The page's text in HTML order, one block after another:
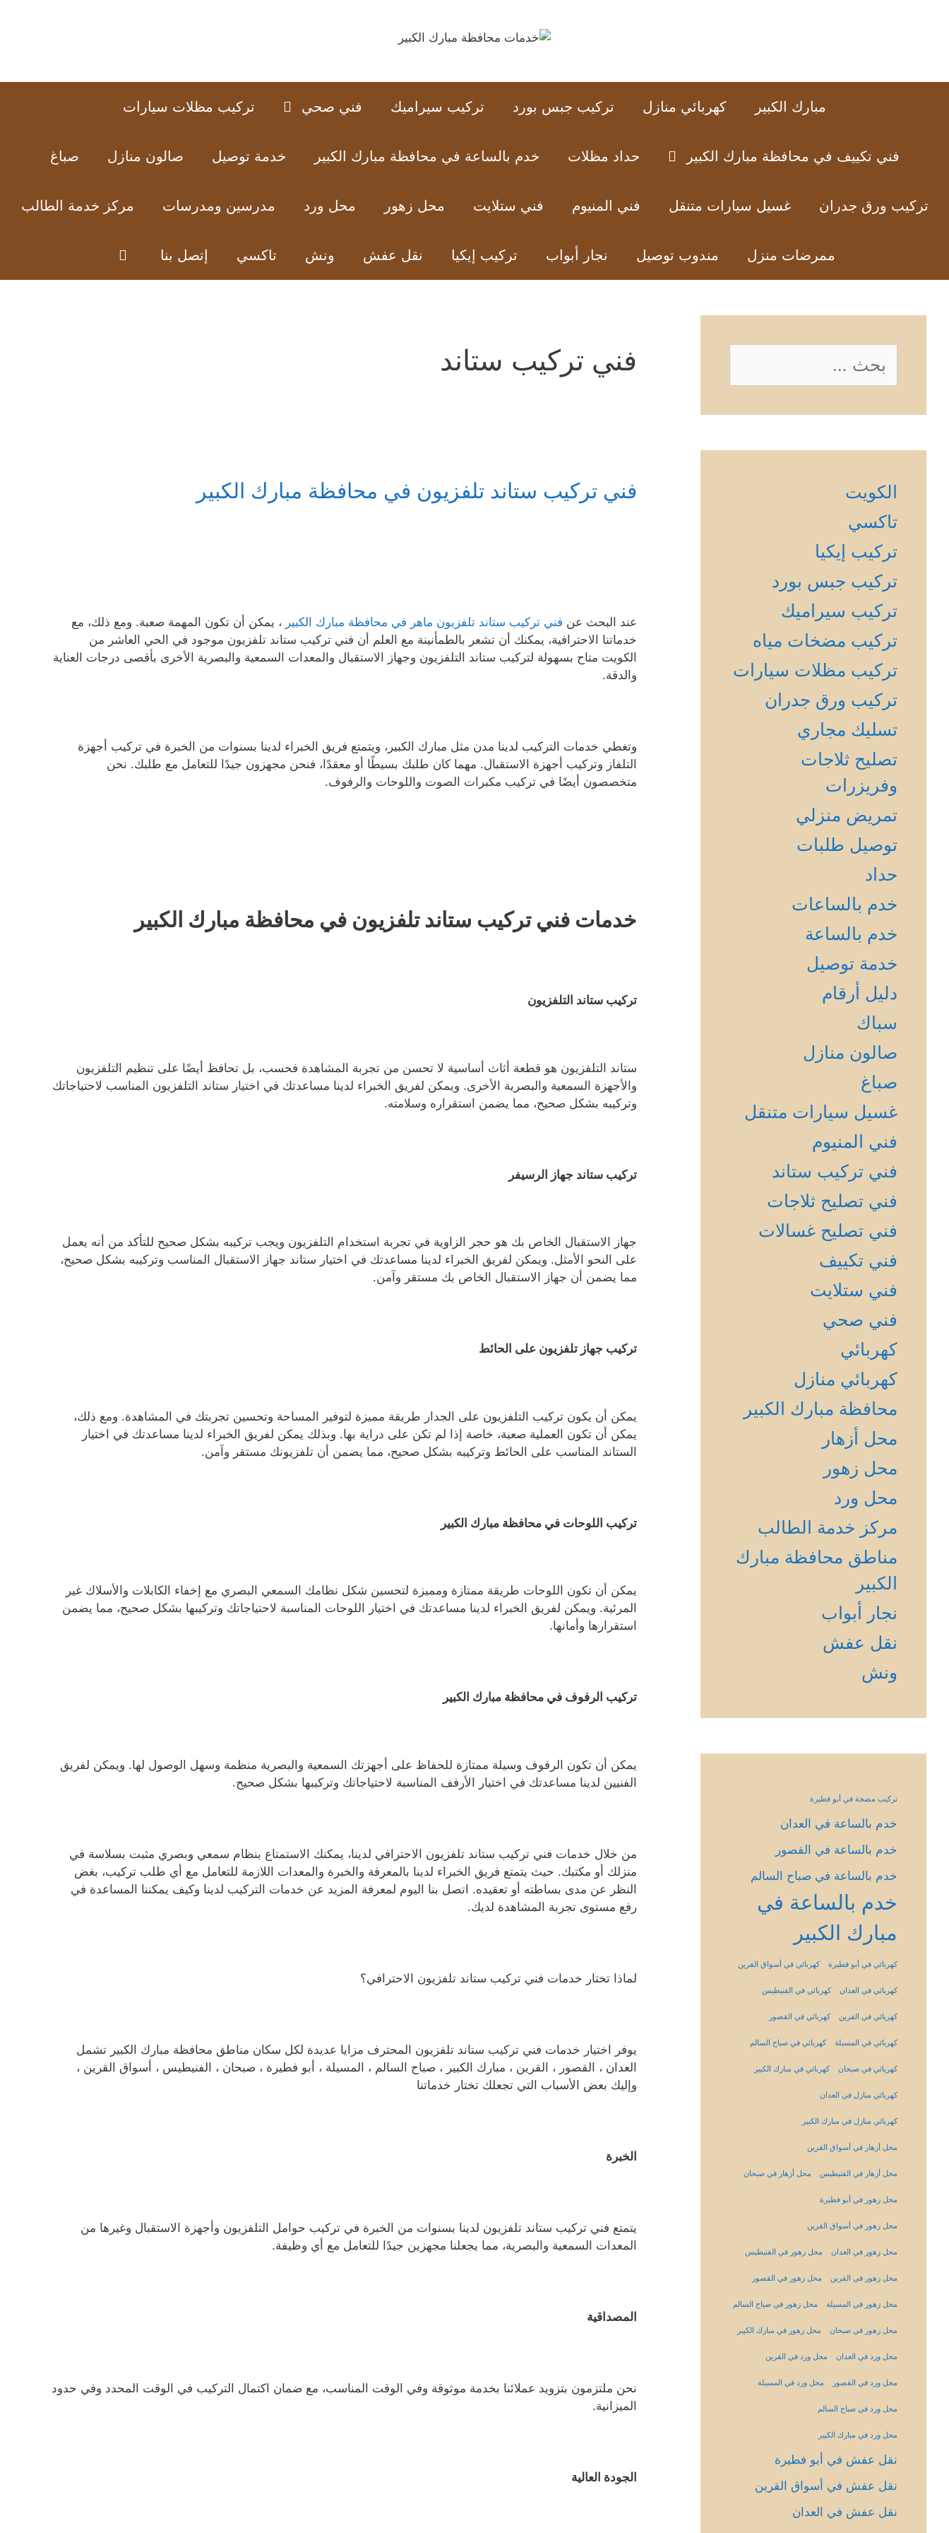
مبارك الكبير كهربائي منازل تركيب جبس بورد تركيب سيراميك فني صحي تركيب مظلات سيارات
فني تكييف في محافظة مبارك الكبير حداد مظلات خدم بالساعة في محافظة مبارك الكبير خدمة توصيل صالون منازل صباغ
تركيب ورق جدران غسيل سيارات متنقل فني المنيوم فني ستلايت محل زهور محل ورد مدرسين ومدرسات مركز خدمة الطالب
ممرضات منزل مندوب توصيل نجار أبواب تركيب إيكيا نقل عفش ونش تاكسي إتصل بنا
فني تركيب ستاند
فني تركيب ستاند تلفزيون في محافظة مبارك الكبير
عند البحث عن فني تركيب ستاند تلفزيون ماهر في محافظة مبارك الكبير ، يمكن أن تكون المهمة صعبة. ومع ذلك، مع
خدماتنا الاحترافية، يمكنك أن تشعر بالطمأنينة مع العلم أن فني تركيب ستاند تلفزيون موجود في الحي العاشر من
الكويت متاح بسهولة لتركيب ستاند التلفزيون وجهاز الاستقبال والمعدات السمعية والبصرية الأخرى بأقصى درجات العناية
والدقة.
وتغطي خدمات التركيب لدينا مدن مثل مبارك الكبير، ويتمتع فريق الخبراء لدينا بسنوات من الخبرة في تركيب أجهزة
التلفاز وتركيب أجهزة الاستقبال. مهما كان طلبك بسيطًا أو معقدًا، فنحن مجهزون جيدًا للتعامل مع طلبك. نحن
متخصصون أيضًا في تركيب مكبرات الصوت واللوحات والرفوف.
خدمات فني تركيب ستاند تلفزيون في محافظة مبارك الكبير
تركيب ستاند التلفزيون
ستاند التلفزيون هو قطعة أثاث أساسية لا تحسن من تجربة المشاهدة فحسب، بل تحافظ أيضًا على تنظيم التلفزيون
والأجهزة السمعية والبصرية الأخرى. ويمكن لفريق الخبراء لدينا مساعدتك في اختيار ستاند التلفزيون المناسب لاحتياجاتك
وتركيبه بشكل صحيح، مما يضمن استقراره وسلامته.
تركيب ستاند جهاز الرسيفر
جهاز الاستقبال الخاص بك هو حجر الزاوية في تجربة استخدام التلفزيون ويجب تركيبه بشكل صحيح للتأكد من أنه يعمل
على النحو الأمثل. ويمكن لفريق الخبراء لدينا مساعدتك في اختيار ستاند جهاز الاستقبال المناسب وتركيبه بشكل صحيح،
مما يضمن أن جهاز الاستقبال الخاص بك مستقر وآمن.
تركيب جهاز تلفزيون على الحائط
يمكن أن يكون تركيب التلفزيون على الجدار طريقة مميزة لتوفير المساحة وتحسين تجربتك في المشاهدة. ومع ذلك،
يمكن أن تكون العملية صعبة، خاصة إذا لم تكن على دراية بها. وبذلك يمكن لفريق الخبراء لدينا مساعدتك في اختيار
الستاند المناسب على الحائط وتركيبه بشكل صحيح، مما يضمن أن تلفزيونك مستقر وآمن.
تركيب اللوحات في محافظة مبارك الكبير
يمكن أن تكون اللوحات طريقة ممتازة ومميزة لتحسين شكل نظامك السمعي البصري مع إخفاء الكابلات والأسلاك غير
المرئية. ويمكن لفريق الخبراء لدينا مساعدتك في اختيار اللوحات المناسبة لاحتياجاتك وتركيبها بشكل صحيح، مما يضمن
استقرارها وأمانها.
تركيب الرفوف في محافظة مبارك الكبير
يمكن أن تكون الرفوف وسيلة ممتازة للحفاظ على أجهزتك السمعية والبصرية منظمة وسهل الوصول لها. ويمكن لفريق
الفنيين لدينا مساعدتك في اختيار الأرفف المناسبة لاحتياجاتك وتركيبها بشكل صحيح.
من خلال خدمات فني تركيب ستاند تلفزيون الاحترافي لدينا، يمكنك الاستمتاع بنظام سمعي وبصري مثبت بسلاسة في
منزلك أو مكتبك. حيث يتمتع فريق الخبراء لدينا بالمعرفة والخبرة والمعدات اللازمة للتعامل مع أي طلب تركيب، بغض
النظر عن مدى بساطته أو تعقيده. اتصل بنا اليوم لمعرفة المزيد عن خدمات التركيب لدينا وكيف يمكننا المساعدة في
رفع مستوى تجربة المشاهدة لديك.
لماذا تختار خدمات فني تركيب ستاند تلفزيون الاحترافي؟
يوفر اختيار خدمات فني تركيب ستاند تلفزيون المحترف مزايا عديدة لكل سكان مناطق محافظة مبارك الكبير تشمل
العدان ، القصور ، القرين ، مبارك الكبير ، صباح السالم ، المسيلة ، أبو فطيرة ، صبحان ، الفنيطيس ، أسواق القرين ،
وإليك بعض الأسباب التي تجعلك تختار خدماتنا
الخبرة
يتمتع فني تركيب ستاند تلفزيون لدينا بسنوات من الخبرة في تركيب حوامل التلفزيون وأجهزة الاستقبال وغيرها من
المعدات السمعية والبصرية، مما يجعلنا مجهزين جيدًا للتعامل مع أي وظيفة.
المصداقية
نحن ملتزمون بتزويد عملائنا بخدمة موثوقة وفي الوقت المناسب، مع ضمان اكتمال التركيب في الوقت المحدد وفي حدود
الميزانية.
الجودة العالية
عن:
الكويت
تاكسي
تركيب إيكيا
تركيب جبس بورد
تركيب سيراميك
تركيب مضخات مياه
تركيب مظلات سيارات
تركيب ورق جدران
تسليك مجاري
تصليح ثلاجات
وفريزرات
تمريض منزلي
توصيل طلبات
حداد
خدم بالساعات
خدم بالساعة
خدمة توصيل
دليل أرقام
سباك
صالون منازل
صباغ
غسيل سيارات متنقل
فني المنيوم
فني تركيب ستاند
فني تصليح ثلاجات
فني تصليح غسالات
فني تكييف
فني ستلايت
فني صحي
كهربائي
كهربائي منازل
محافظة مبارك الكبير
محل أزهار
محل زهور
محل ورد
مركز خدمة الطالب
مناطق محافظة مبارك
الكبير
نجار أبواب
نقل عفش
ونش
تركيب مضخة في أبو فطيرة
خدم بالساعة في العدان
خدم بالساعة في القصور
خدم بالساعة في صباح السالم
خدم بالساعة في
مبارك الكبير
كهربائي في أبو فطيرة كهربائي في أسواق القرين
كهربائي في العدان كهربائي في الفنيطيس
كهربائي في القرين كهربائي في القصور
كهربائي في المسيلة كهربائي في صباح السالم
كهربائي في صبحان كهربائي في مبارك الكبير
كهربائي منازل في العدان
كهربائي منازل في مبارك الكبير
محل أزهار في أسواق القرين
محل أزهار في الفنيطيس محل أزهار في صبحان
محل زهور في أبو فطيرة
محل زهور في أسواق القرين
محل زهور في العدان محل زهور في الفنيطيس
محل زهور في القرين محل زهور في القصور
محل زهور في المسيلة محل زهور في صباح السالم
محل زهور في صبحان محل زهور في مبارك الكبير
محل ورد في العدان محل ورد في القرين
محل ورد في القصور محل ورد في المسيلة
محل ورد في صباح السالم
محل ورد في مبارك الكبير
نقل عفش في أبو فطيرة
نقل عفش في أسواق القرين
نقل عفش في العدان